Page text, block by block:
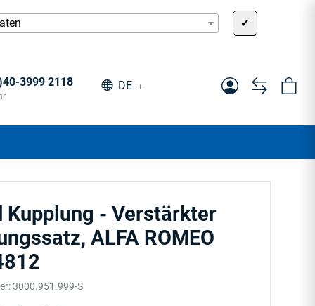
✔
3999 2118 DE
Kupplung - Verstärkter
ALFA ROMEO
3000.951.999-S